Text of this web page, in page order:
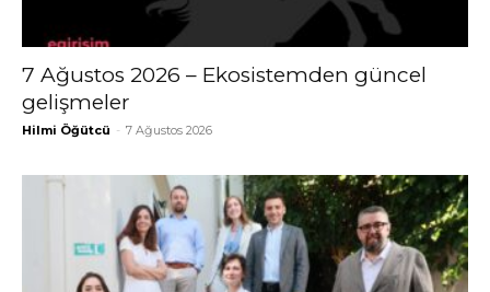
7 Ağustos 2026 – Ekosistemden güncel
gelişmeler
Hilmi Öğütcü - 7 Ağustos 2026